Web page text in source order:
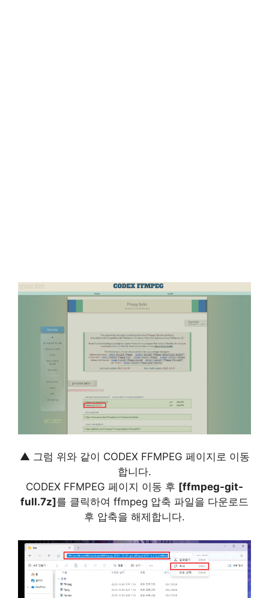
▲ 그럼 위와 같이 CODEX FFMPEG 페이지로 이동
합니다.
CODEX FFMPEG 페이지 이동 후 [ffmpeg-git-
full.7z]를 클릭하여 ffmpeg 압축 파일을 다운로드
후 압축을 해제합니다.